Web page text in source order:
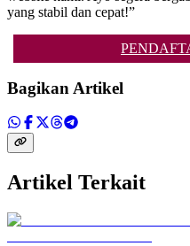
yang stabil dan cepat!”
Bagikan Artikel
Artikel Terkait